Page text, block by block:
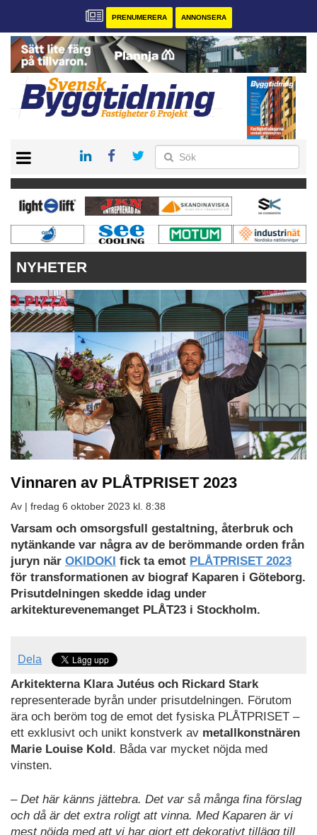
PRENUMERERA ANNONSERA
PRENUMERERA
VÅRA ANDRA MAGASIN
ANNONSERA
KONTAKT
NYHETER
Vinnaren av PLÅTPRISET 2023
Av | fredag 6 oktober 2023 kl. 8:38
Ladda
ned
som
PDF
Varsam och omsorgsfull gestaltning, återbruk och
nytänkande var några av de berömmande orden från
juryn när OKIDOKI fick ta emot PLÅTPRISET 2023
för transformationen av biograf Kaparen i Göteborg.
Prisutdelningen skedde idag under
arkitekturevenemanget PLÅT23 i Stockholm.
Dela
Arkitekterna Klara Jutéus och Rickard Stark
representerade byrån under prisutdelningen. Förutom
ära och beröm tog de emot det fysiska PLÅTPRISET –
ett exklusivt och unikt konstverk av metallkonstnären
Marie Louise Kold. Båda var mycket nöjda med
vinsten.
– Det här känns jättebra. Det var så många fina förslag
och då är det extra roligt att vinna. Med Kaparen är vi
mest nöjda med att vi har gjort ett dekorativt tillägg till